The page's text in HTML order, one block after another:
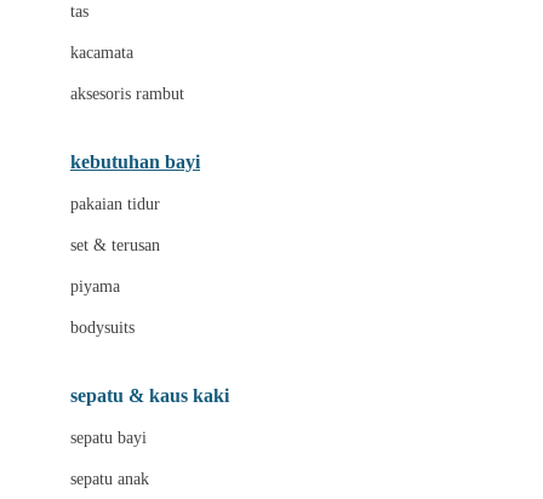
Baby Dove
Baby Jogger
Beauty Barn
Bio Oil
Biolane
tas
kacamata
aksesoris rambut
kebutuhan bayi
pakaian tidur
set & terusan
piyama
bodysuits
sepatu & kaus kaki
sepatu bayi
sepatu anak